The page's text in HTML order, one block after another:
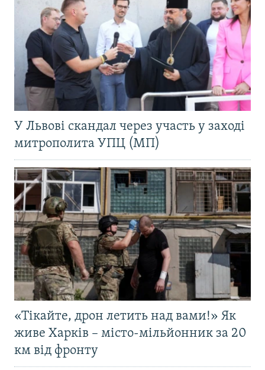
У Львові скандал через участь у заході
митрополита УПЦ (МП)
«Тікайте, дрон летить над вами!» Як
живе Харків – місто-мільйонник за 20
км від фронту